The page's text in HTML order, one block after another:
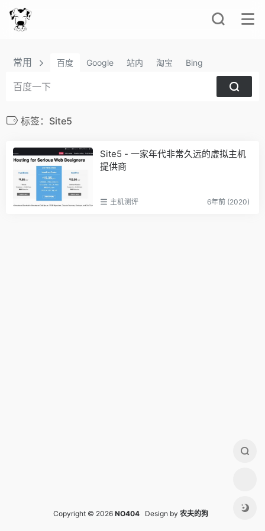
常用 百度 Google 站内 淘宝 Bing
标签：Site5
Site5 - 一家年代非常久远的虚拟主机
提供商
主机测评 6年前 (2020)
Copyright © 2026 NO404 Design by 农夫的狗